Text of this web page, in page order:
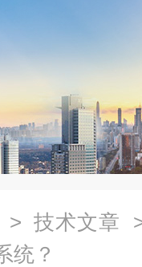
> 技术文章
统？